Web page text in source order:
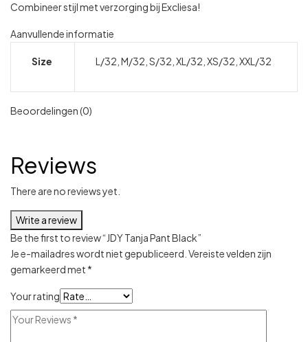
Combineer stijl met verzorging bij Excliesa!
Aanvullende informatie
Size L/32, M/32, S/32, XL/32, XS/32, XXL/32
Beoordelingen (0)
Reviews
There are no reviews yet.
Write a review
Be the first to review “JDY Tanja Pant Black”
Je e-mailadres wordt niet gepubliceerd. Vereiste velden zijn
gemarkeerd met *
Your rating